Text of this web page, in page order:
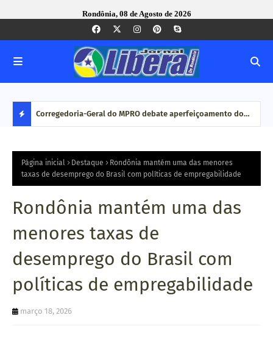
Rondônia, 08 de Agosto de 2026
S
T
Q
U
E
ação Corregedoria-Geral do MPRO debate aperfeiçoamento do
congresso nacional
Página inicial Destaque
Rondônia mantém uma das menores
taxas de desemprego do Brasil com políticas de empregabilidade
Rondônia mantém uma das
menores taxas de
desemprego do Brasil com
políticas de empregabilidade
março 18, 2026